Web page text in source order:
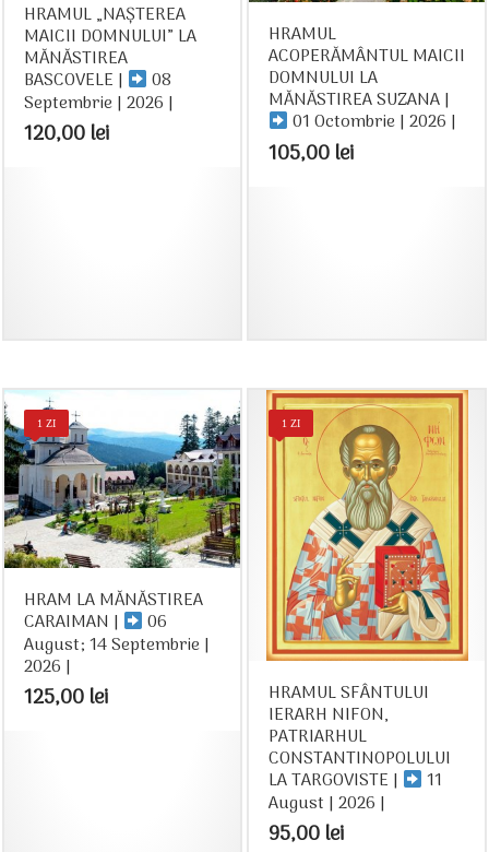
HRAMUL „NAȘTEREA
MAICII DOMNULUI” LA
MĂNĂSTIREA
BASCOVELE | 08
Septembrie | 2026 |
120,00 lei
HRAMUL
ACOPERĂMÂNTUL MAICII
DOMNULUI LA
MĂNĂSTIREA SUZANA |
01 Octombrie | 2026 |
105,00 lei
1 ZI
HRAM LA MĂNĂSTIREA
CARAIMAN | 06
August; 14 Septembrie |
2026 |
125,00 lei
1 ZI
HRAMUL SFÂNTULUI
IERARH NIFON,
PATRIARHUL
CONSTANTINOPOLULUI
LA TARGOVISTE | 11
August | 2026 |
95,00 lei